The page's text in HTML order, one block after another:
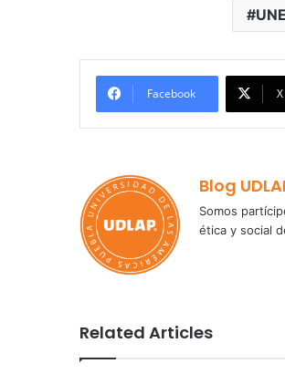
Facebook X
Blog
Somos
ética y social
Related Articles